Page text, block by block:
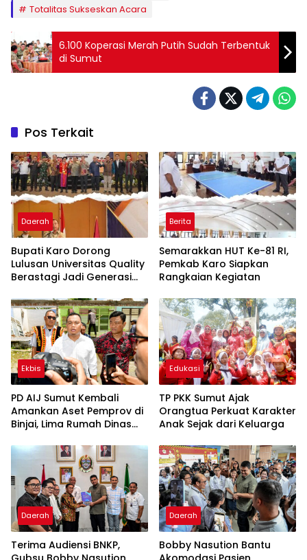
Totalitas Sukseskan Acara
6.100 Koperasi Merah Putih Sudah Terbentuk
di Sumut
Pos Terkait
Daerah
Bupati Karo Dorong
Lulusan Universitas Quality
Berastagi Jadi Generasi
Berita
Semarakkan HUT Ke-81 RI,
Pemkab Karo Siapkan
Rangkaian Kegiatan
Ekbis
PD AIJ Sumut Kembali
Amankan Aset Pemprov di
Binjai, Lima Rumah Dinas
Edukasi
TP PKK Sumut Ajak
Orangtua Perkuat Karakter
Anak Sejak dari Keluarga
Daerah
Terima Audiensi BNKP,
Daerah
Bobby Nasution Bantu